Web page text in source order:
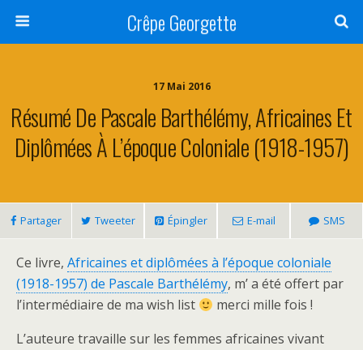
Crêpe Georgette
17 Mai 2016
Résumé De Pascale Barthélémy, Africaines Et
Diplômées À L’époque Coloniale (1918-1957)
Partager Tweeter Épingler E-mail SMS
Ce livre, Africaines et diplômées à l’époque coloniale
(1918-1957) de Pascale Barthélémy, m’ a été offert par
l’intermédiaire de ma wish list
merci mille fois !
L’auteure travaille sur les femmes africaines vivant